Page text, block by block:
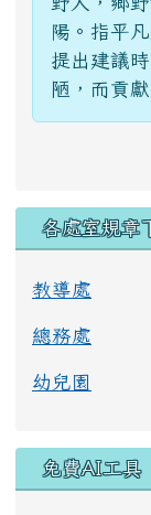
陽。指平
提出建議
陋，而貢
各處室規章
教導處
總務處
幼兒園
免費AI工具